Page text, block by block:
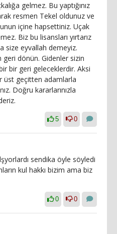
gelmez. Bu yaptığınız
resmen Tekel oldunuz ve
içine hapsettiniz. Uçak
Biz bu lisansları yırtarız
size eyvallah demeyiz.
geri dönün. Gidenler sizin
bir geri geleceklerdir. Aksi
üst geçitten adamlarla
Doğru kararlarınızla
5 0
sendika öyle söyledi
kul hakkı bizim ama biz
0 0